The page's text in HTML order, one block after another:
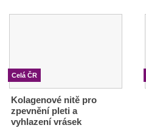
Celá ČR
Kolagenové nitě pro
zpevnění pleti a
vyhlazení vrásek